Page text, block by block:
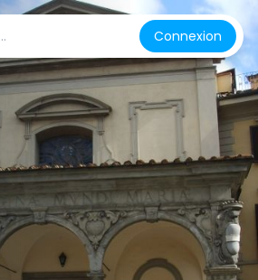
Connexion